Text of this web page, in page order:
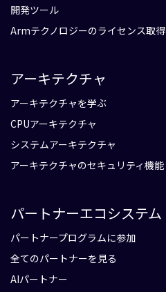
開発ツール
Armテクノロジーのライセンス取得
アーキテクチャ
アーキテクチャを学ぶ
CPUアーキテクチャ
システムアーキテクチャ
アーキテクチャのセキュリティ機能
パートナーエコシステム
パートナープログラムに参加
全てのパートナーを見る
AIパートナー